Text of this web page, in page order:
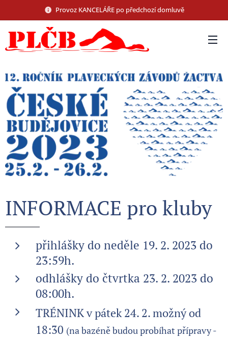
Provoz KANCELÁŘE po předchozí domluvě
INFORMACE pro kluby
přihlášky do neděle 19. 2. 2023 do
23:59h.
odhlášky do čtvrtka 23. 2. 2023 do
08:00h.
TRÉNINKv pátek 24. 2. možný od
18:30 (na bazéně budou probíhat přípravy -